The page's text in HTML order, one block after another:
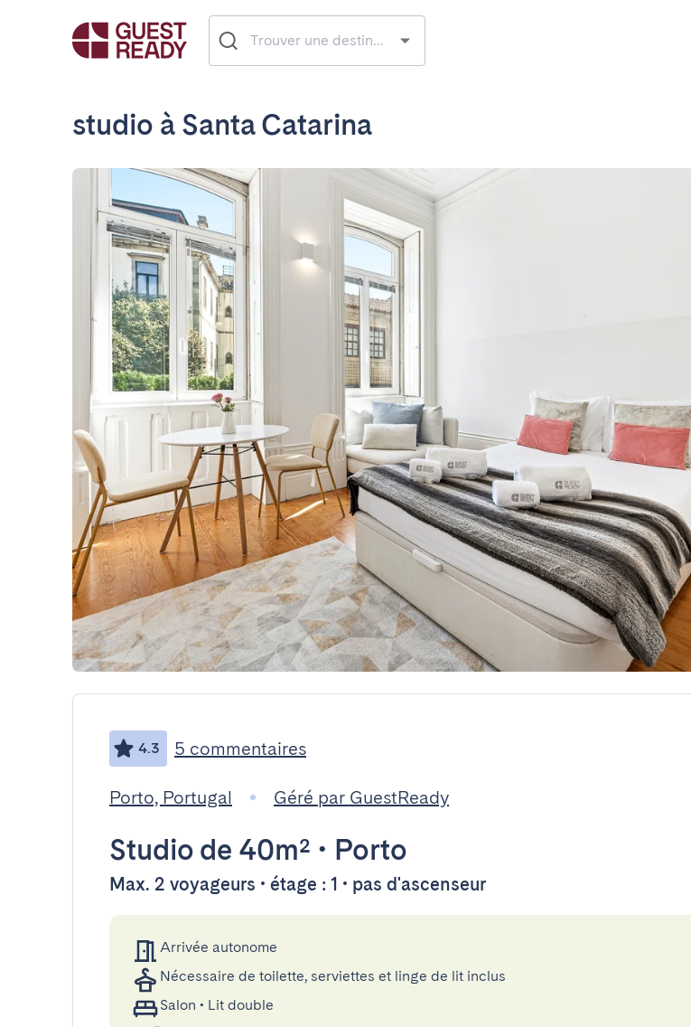
studio à Santa Catarina
4.3 5 commentaires
Porto, Portugal Géré par GuestReady
Studio de 40m² • Porto
Max. 2 voyageurs • étage : 1 • pas d'ascenseur
Arrivée autonome
Nécessaire de toilette, serviettes et linge de lit inclus
Salon • Lit double